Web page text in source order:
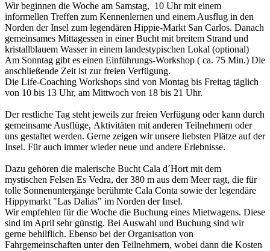
Wir beginnen die Woche am Samstag, 10 Uhr mit einem
informellen Treffen zum Kennenlernen und einem Ausflug in den
Norden der Insel zum legendären Hippie-Markt San Carlos. Danach
gemeinsames Mittagessen in einer Bucht mit breitem Strand und
kristallblauem Wasser in einem landestypischen Lokal (optional)
Am Sonntag gibt es einen Einführungs-Workshop ( ca. 75 Min.) Die
anschließende Zeit ist zur freien Verfügung.
Die Life-Coaching Workshops sind von Montag bis Freitag täglich
von 10 bis 13 Uhr, am Mittwoch von 18 bis 21 Uhr.
Der restliche Tag steht jeweils zur freien Verfügung oder kann durch
gemeinsame Ausflüge, Aktivitäten mit anderen Teilnehmern oder
uns gestaltet werden. Gerne zeigen wir unsere liebsten Plätze auf der
Insel. Für auch immer wieder neue und andere Erlebnisse.
Dazu gehören die malerische Bucht Cala d´Hort mit dem
mystischen Felsen Es Vedra, der 380 m aus dem Meer ragt, die für
tolle Sonnenuntergänge berühmte Cala Conta sowie der legendäre
Hippymarkt "Las Dalias" im Norden der Insel.
Wir empfehlen für die Woche die Buchung eines Mietwagens. Diese
sind im April sehr günstig. Bei Auswahl und Buchung sind wir
gerne behilflich. Ebenso bei der Organisation von
Fahrgemeinschaften unter den Teilnehmern, wobei dann die Kosten